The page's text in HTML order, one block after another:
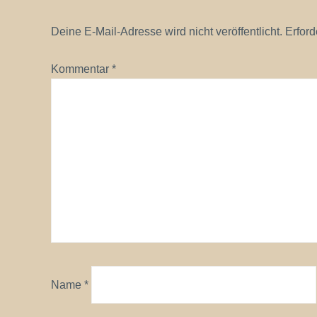
Deine E-Mail-Adresse wird nicht veröffentlicht.
Kommentar *
Name *